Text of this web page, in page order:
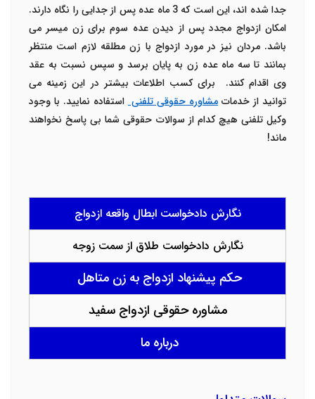
جدا شده اند، این است که 3 ماه عده پس از جدایی را نگاه دارند.
امکان ازدواج مجدد پس از دیدن عده سوم برای زن میسر می
باشد. مردان نیز در مورد ازدواج با زن مطلقه لازم است منتظر
بمانند تا سه ماه عده زن به پایان برسد و سپس نسبت به عقد
وی اقدام کنند.
برای کسب اطلاعات بیشتر در این زمینه می
توانید از خدماتمشاوره حقوقی تلفنیاستفاده نمایید. با وجود
وکیل تلفنی هیچ کدام از سوالات حقوقی شما بی پاسخ نخواهند
ماند!
نگارش دادخواست ابطال واقعه ازدواج
نگارش دادخواست طلاق از سمت زوجه
حکم پیشنهاد ازدواج به زن متاهل
مشاوره حقوقی ازدواج سفید
درباره ما